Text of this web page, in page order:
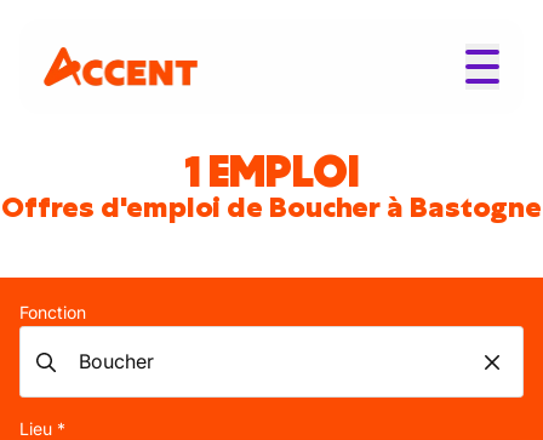
1 EMPLOI
Offres d'emploi de Boucher à Bastogne
Fonction
Lieu *